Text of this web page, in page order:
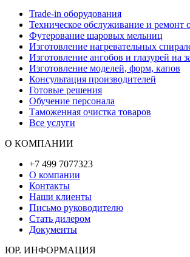
Trade-in оборудования
Техническое обслуживание и ремонт
Футерование шаровых мельниц
Изготовление нагревательных
Изготовление ангобов и глазурей на
Изготовление моделей, форм, капов
Консультация производителей
Готовые решения
Обучение персонала
Таможенная очистка товаров
Все услуги
О КОМПАНИИ
+7 499 7077323
О компании
Контакты
Наши клиенты
Письмо руководителю
Стать дилером
Документы
ЮР. ИНФОРМАЦИЯ